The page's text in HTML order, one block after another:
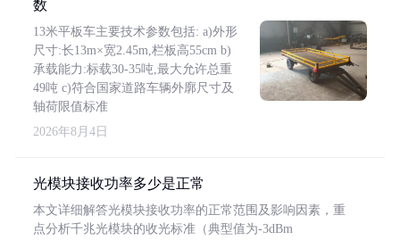
数
13米平板车主要技术参数包括: a)外形
尺寸:长13m×宽2.45m,栏板高55cm b)
承载能力:标载30-35吨,最大允许总重
49吨 c)符合国家道路车辆外廓尺寸及
轴荷限值标准
2026年8月4日
光模块接收功率多少是正常
本文详细解答光模块接收功率的正常范围及影响因素，重
点分析千兆光模块的收光标准（典型值为-3dBm